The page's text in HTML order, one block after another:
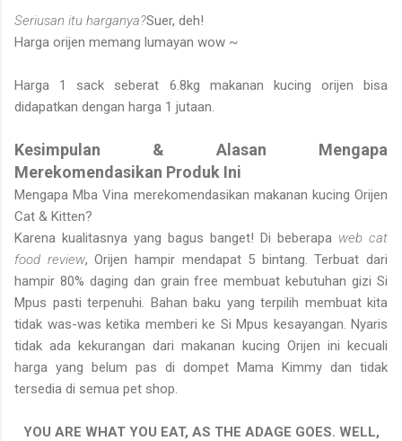
Seriusan itu harganya?Suer, deh!
Harga orijen memang lumayan wow ~
Harga 1 sack seberat 6.8kg makanan kucing orijen bisa
didapatkan dengan harga 1 jutaan.
Kesimpulan & Alasan Mengapa
Merekomendasikan Produk Ini
Mengapa Mba Vina merekomendasikan makanan kucing Orijen
Cat & Kitten?
Karena kualitasnya yang bagus banget! Di beberapa web cat
food review, Orijen hampir mendapat 5 bintang. Terbuat dari
hampir 80% daging dan grain free membuat kebutuhan gizi Si
Mpus pasti terpenuhi. Bahan baku yang terpilih membuat kita
tidak was-was ketika memberi ke Si Mpus kesayangan. Nyaris
tidak ada kekurangan dari makanan kucing Orijen ini kecuali
harga yang belum pas di dompet Mama Kimmy dan tidak
tersedia di semua pet shop.
YOU ARE WHAT YOU EAT, AS THE ADAGE GOES. WELL,